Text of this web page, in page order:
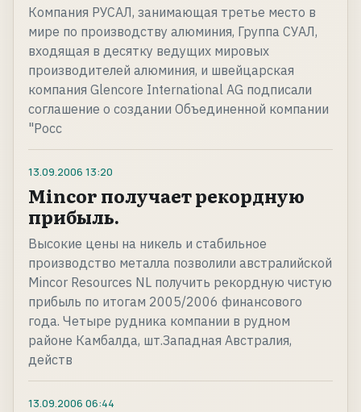
Компания РУСАЛ, занимающая третье место в
мире по производству алюминия, Группа СУАЛ,
входящая в десятку ведущих мировых
производителей алюминия, и швейцарская
компания Glencore International AG подписали
соглашение о создании Объединенной компании
"Росс
13.09.2006 13:20
Mincor получает рекордную
прибыль.
Высокие цены на никель и стабильное
производство металла позволили австралийской
Mincor Resources NL получить рекордную чистую
прибыль по итогам 2005/2006 финансового
года. Четыре рудника компании в рудном
районе Камбалда, шт.Западная Австралия,
действ
13.09.2006 06:44